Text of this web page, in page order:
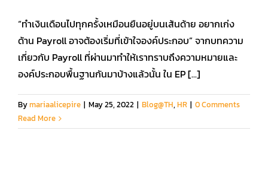
“ทำเงินเดือนไปทุกครั้งเหมือนยืนอยู่บนเส้นด้าย อยากเก่ง
ด้าน Payroll อาจต้องเริ่มที่เข้าใจองค์ประกอบ” จากบทความ
เกี่ยวกับ Payroll ที่ผ่านมาทำให้เราทราบถึงความหมายและ
องค์ประกอบพื้นฐานกันมาบ้างแล้วนั้น ใน EP [...]
Bymariaalicepire | May 25, 2022 | Blog@TH, HR | 0 Comments
Read More